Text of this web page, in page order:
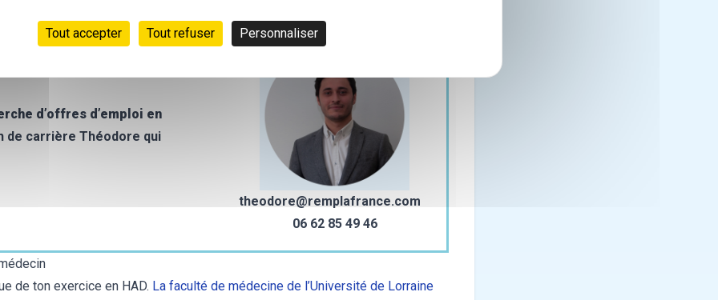
d’offres d’emploi en
de carrière Théodore qui
theodore@remplafrance.com
06 62 85 49 46
de ton exercice en HAD. La faculté de médecine de l’Université de Lorraine
Tout accepter Tout refuser Personnaliser